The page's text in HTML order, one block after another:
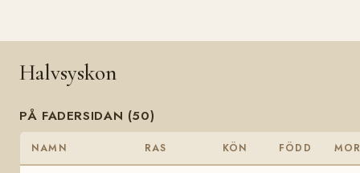
Halvsyskon
PÅ FADERSIDAN (50)
NAMN RAS KÖN FÖDD